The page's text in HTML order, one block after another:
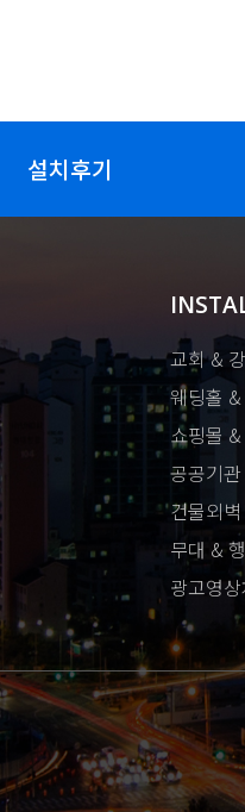
설치후기
교회 &
웨딩홀 &
쇼핑몰
공공기
건물외
무대 &
광고영